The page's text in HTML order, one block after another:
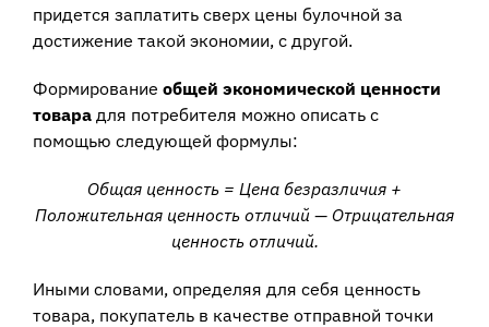
придется заплатить сверх цены булочной за
достижение такой экономии, с другой.
Формирование общей экономической ценности
товара для потребителя можно описать с
помощью следующей формулы:
Общая ценность = Цена безразличия +
Положительная ценность отличий — Отрицательная
ценность отличий.
Иными словами, определяя для себя ценность
товара, покупатель в качестве отправной точки